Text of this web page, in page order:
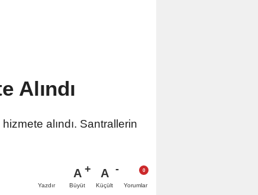
Alındı
alındı. Santrallerin
Yazdır
A
Büyüt
A
Küçült Yorumlar